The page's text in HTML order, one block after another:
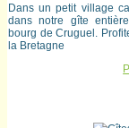
Dans un petit village
dans notre gîte
bourg de Cruguel.
la Bretagne
P